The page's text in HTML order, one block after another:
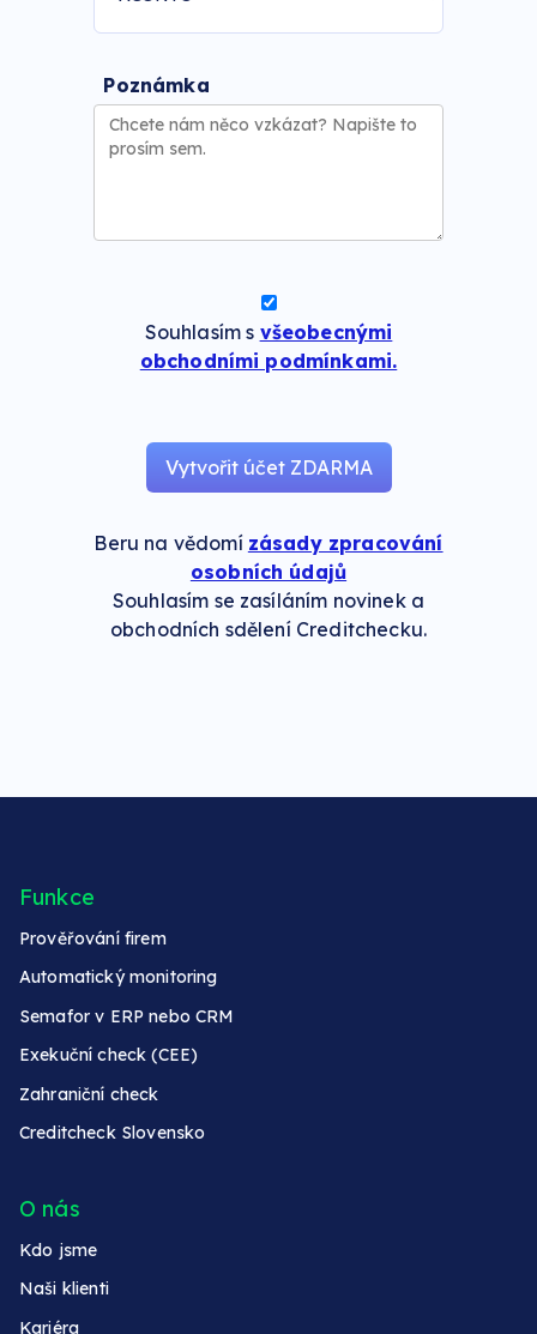
Poznámka
Souhlasím s všeobecnými
obchodními podmínkami.
Beru na vědomí zásady zpracování
osobních údajů
Souhlasím se zasíláním novinek a
obchodních sdělení Creditchecku.
Funkce
Prověřování firem
Automatický monitoring
Semafor v ERP nebo CRM
Exekuční check (CEE)
Zahraniční check
Creditcheck Slovensko
O nás
Kdo jsme
Naši klienti
Kariéra